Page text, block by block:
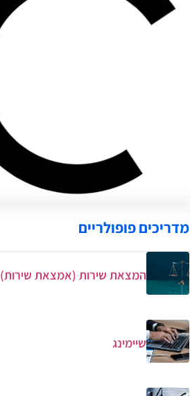
מדריכים פופולריים
המצאת שירות (אמצאת שירות)
שיימינג